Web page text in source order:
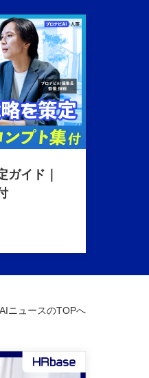
ガイド｜
AIニュースのTOPへ